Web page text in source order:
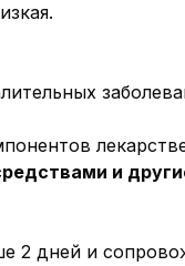
и
2 дней и